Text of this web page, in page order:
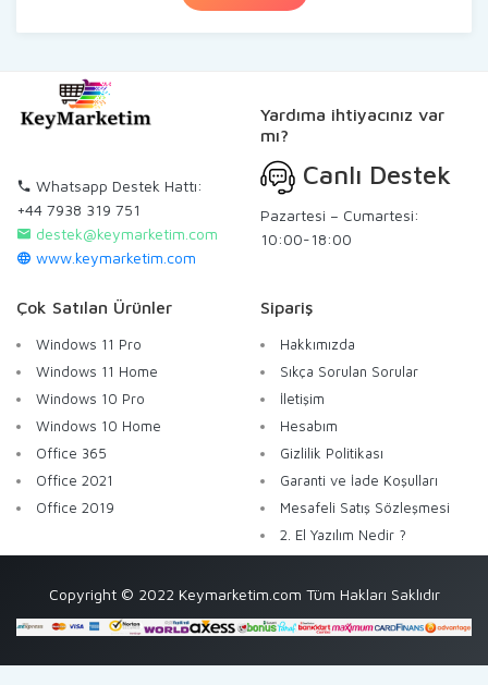
Whatsapp Destek Hattı:
+44 7938 319 751
destek@keymarketim.com
www.keymarketim.com
Yardıma ihtiyacınız var
mı?
Canlı Destek
Pazartesi – Cumartesi:
10:00-18:00
Çok Satılan Ürünler
Windows 11 Pro
Windows 11 Home
Windows 10 Pro
Windows 10 Home
Office 365
Office 2021
Office 2019
Sipariş
Hakkımızda
Sıkça Sorulan Sorular
İletişim
Hesabım
Gizlilik Politikası
Garanti ve İade Koşulları
Mesafeli Satış Sözleşmesi
2. El Yazılım Nedir ?
Copyright © 2022 Keymarketim.com Tüm Hakları Saklıdır